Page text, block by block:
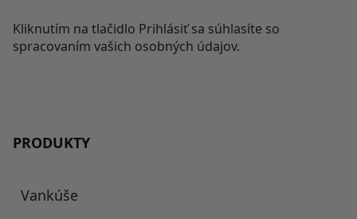
Kliknutím na tlačidlo Prihlásiť sa súhlasíte so
spracovaním vašich osobných údajov.
PRODUKTY
Vankúše